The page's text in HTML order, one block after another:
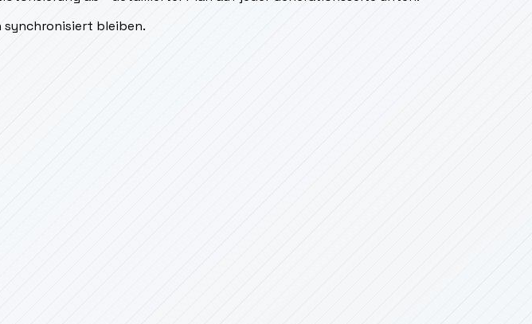
synchronisiert bleiben.